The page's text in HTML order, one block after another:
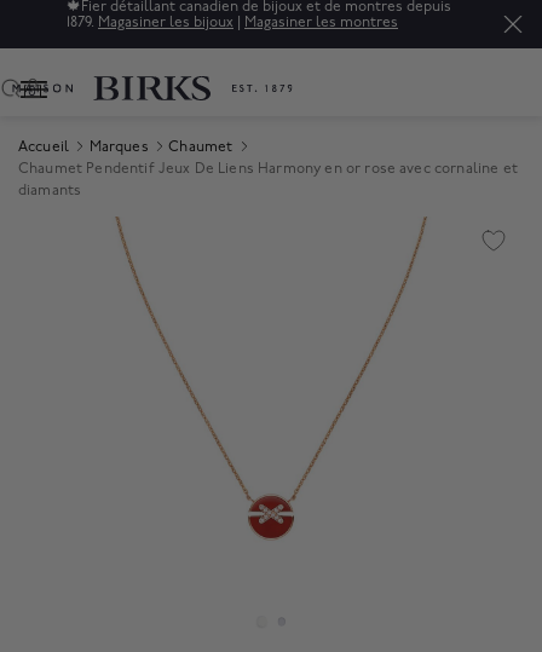
🍁 Fier détaillant canadien de bijoux et de montres depuis
1879. Magasiner les bijoux Magasiner les montres
0
Accueil Marques
Chaumet
Chaumet Pendentif Jeux De Liens Harmony en or rose avec cornaline et
diamants
Product Images